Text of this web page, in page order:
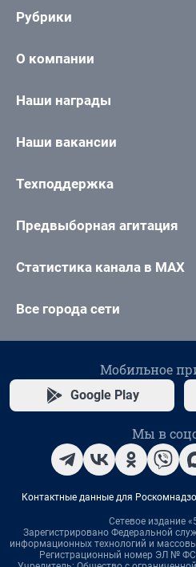
Рубрики
О компании
Наши награды
Наши вакансии
Техподдержка
Предвыборная агитация
Статистика канала в MAX
Все города сети
Мобильное
Google Play
Мы в
Контактные данные для
Сетевое издание
Зарегистрировано Федеральной
информационных технологий и
Регистрационный номер ЭЛ № ФС